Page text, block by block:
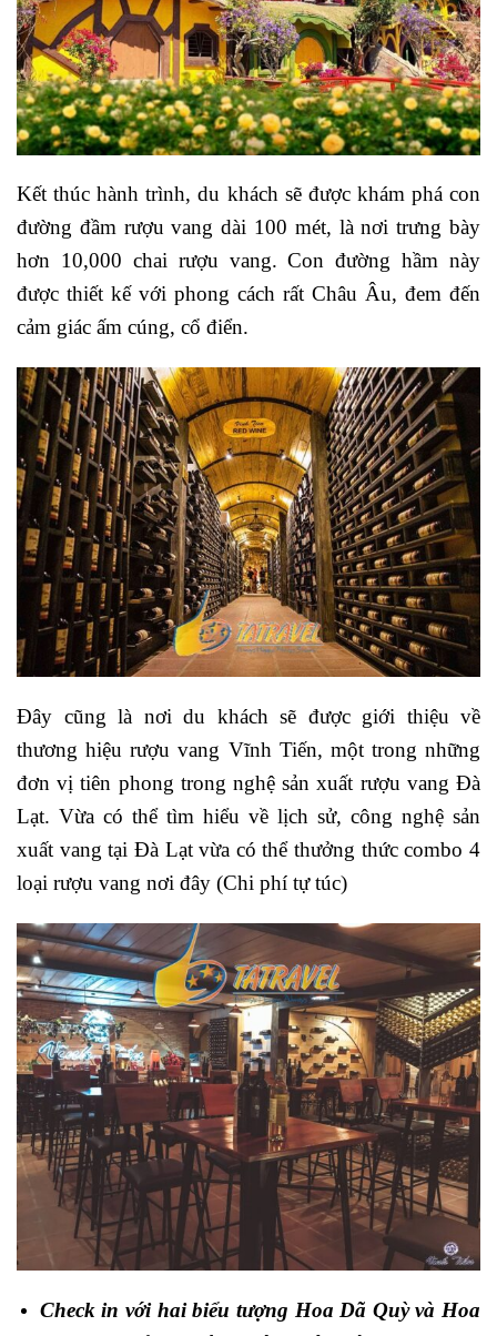
Kết thúc hành trình, du khách sẽ được khám phá con
đường đầm rượu vang dài 100 mét, là nơi trưng bày
hơn 10,000 chai rượu vang. Con đường hầm này
được thiết kế với phong cách rất Châu Âu, đem đến
cảm giác ấm cúng, cổ điển.
Đây cũng là nơi du khách sẽ được giới thiệu về
thương hiệu rượu vang Vĩnh Tiến, một trong những
đơn vị tiên phong trong nghệ sản xuất rượu vang Đà
Lạt. Vừa có thể tìm hiểu về lịch sử, công nghệ sản
xuất vang tại Đà Lạt vừa có thể thưởng thức combo 4
loại rượu vang nơi đây (Chi phí tự túc)
Check in với hai biểu tượng Hoa Dã Quỳ và Hoa